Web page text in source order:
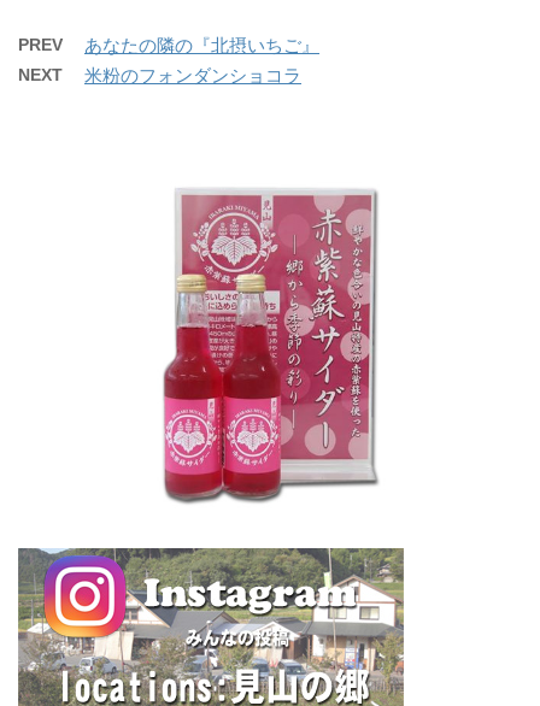
PREV あなたの隣の『北摂いちご』
NEXT 米粉のフォンダンショコラ